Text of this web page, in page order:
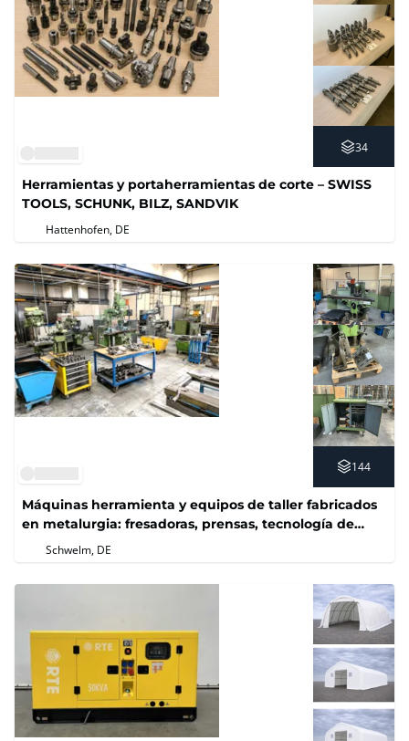
34
Herramientas y portaherramientas de corte – SWISS
TOOLS, SCHUNK, BILZ, SANDVIK
Hattenhofen, DE
144
Máquinas herramienta y equipos de taller fabricados
en metalurgia: fresadoras, prensas, tecnología de
ensayoSchwelm, DE